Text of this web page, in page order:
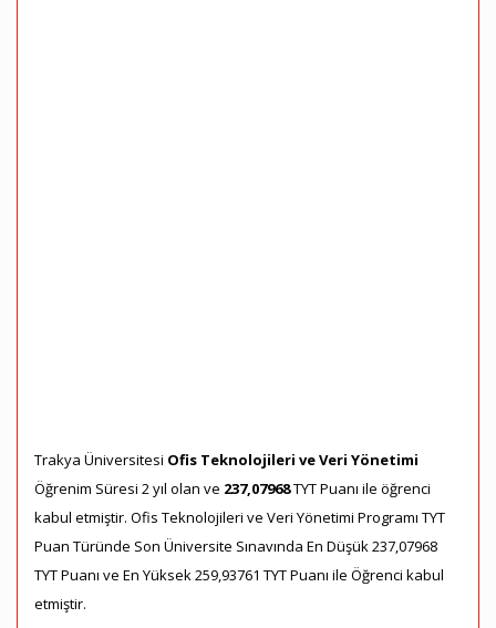
Trakya Üniversitesi Ofis Teknolojileri ve Veri Yönetimi
Öğrenim Süresi 2 yıl olan ve 237,07968TYT Puanı ile öğrenci
kabul etmiştir. Ofis Teknolojileri ve Veri Yönetimi Programı TYT
Puan Türünde Son Üniversite Sınavında En Düşük 237,07968
TYT Puanı ve En Yüksek 259,93761 TYT Puanı ile Öğrenci kabul
etmiştir.